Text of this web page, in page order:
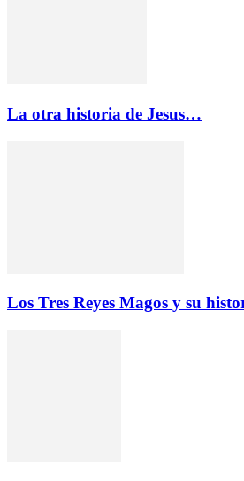
La otra historia de Jesus…
Los Tres Reyes Magos y su